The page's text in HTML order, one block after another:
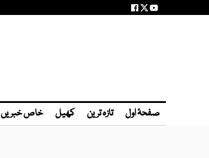
صفحۂ اول تازہ ترین کھیل خاص خبریں